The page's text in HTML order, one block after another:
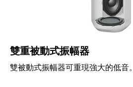
雙重被動式振幅器
雙被動式振幅器可重現強大的低音。